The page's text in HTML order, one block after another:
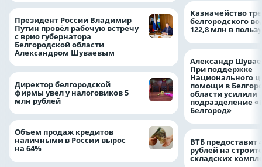
Президент России Владимир
Путин провёл рабочую встречу
с врио губернатора
Белгородской области
Александром Шуваевым
Директор белгородской
фирмы увел у налоговиков 5
млн рублей
Объем продаж кредитов
наличными в России вырос
на 64%
Казначейство
белгородского
122,8 млн в
Александр
При поддержке
Национального
помощи в
области усилили
подразделение
Белгород»
ВТБ предоставит
рублей на
складских